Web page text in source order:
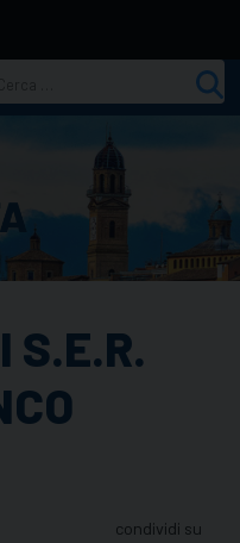
S.E.R.
condividi su